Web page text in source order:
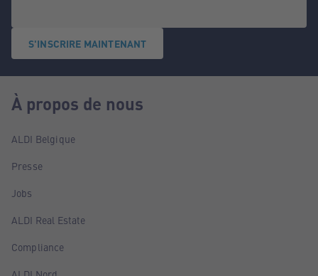
S'INSCRIRE MAINTENANT
À propos de nous
ALDI Belgique
Presse
Jobs
ALDI Real Estate
Compliance